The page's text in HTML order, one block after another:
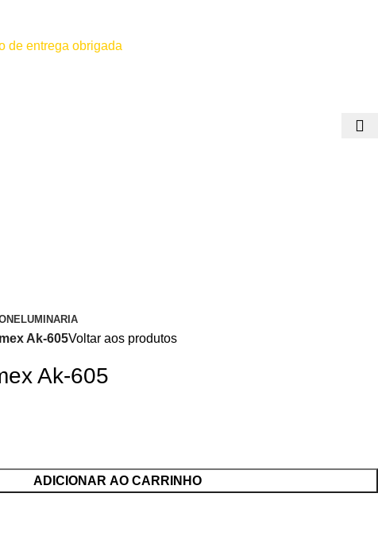
de entrega obrigada
LUMINARIA
Ak-605Voltar aos produtos
Ak-605
ADICIONAR AO CARRINHO